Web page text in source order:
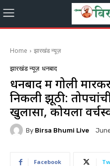
Home झारखंड न्यूज़
झारखंड न्यूज़ धनबाद
धनबाद में गोली
निकली झूठी:
खुलासा, कोयला
By Birsa Bhumi Live
Facebook